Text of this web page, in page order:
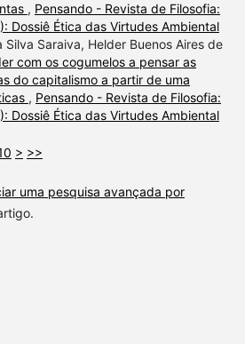
, Pensando - Revista de Filosofia:
Dossiê Ética das Virtudes Ambiental
Silva Saraiva, Helder Buenos Aires de
com os cogumelos a pensar as
do capitalismo a partir de uma
, Pensando - Revista de Filosofia:
Dossiê Ética das Virtudes Ambiental
> >>
uma pesquisa avançada por